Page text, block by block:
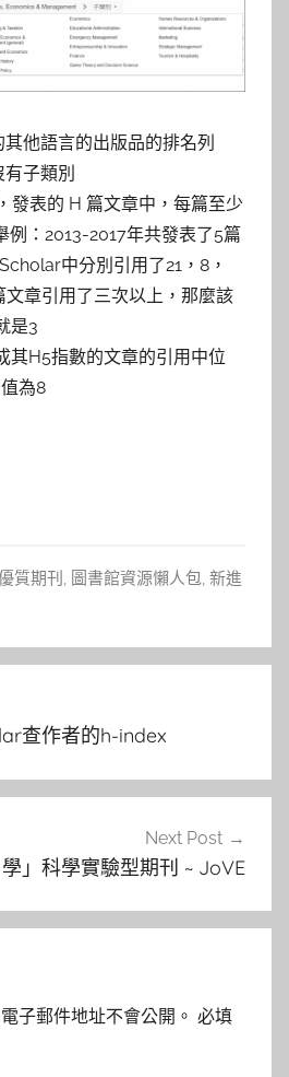
他語言的出版品的排名列
子類別
發表的 H 篇文章中，每篇至少
例：2013-2017年共發表了5篇
中分別引用了21，8，
文章引用了三次以上，那麼該
是3
其H5指數的文章的引用中位
為8
質期刊 , 圖書館資源懶人包, 新進
查作者的h-index
Next Post
學」科學實驗型期刊 ~ JoVE
子郵件地址不會公開。 必填